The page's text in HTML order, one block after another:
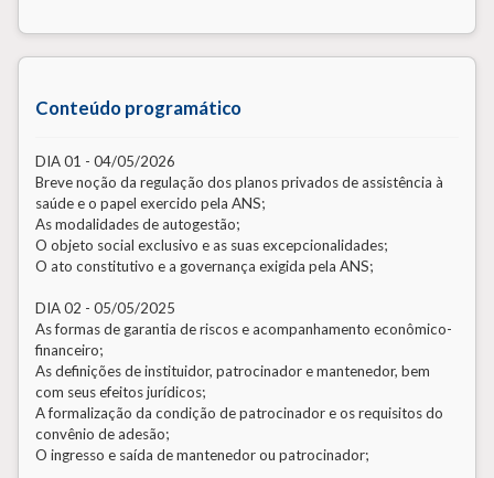
Conteúdo programático
DIA 01 - 04/05/2026
Breve noção da regulação dos planos privados de assistência à
saúde e o papel exercido pela ANS;
As modalidades de autogestão;
O objeto social exclusivo e as suas excepcionalidades;
O ato constitutivo e a governança exigida pela ANS;
DIA 02 - 05/05/2025
As formas de garantia de riscos e acompanhamento econômico-
financeiro;
As definições de instituidor, patrocinador e mantenedor, bem
com seus efeitos jurídicos;
A formalização da condição de patrocinador e os requisitos do
convênio de adesão;
O ingresso e saída de mantenedor ou patrocinador;